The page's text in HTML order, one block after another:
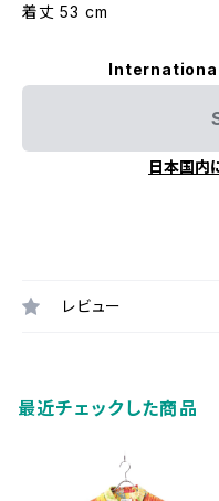
着丈 53 cm
日本国内
レビュー
最近チェックした商品